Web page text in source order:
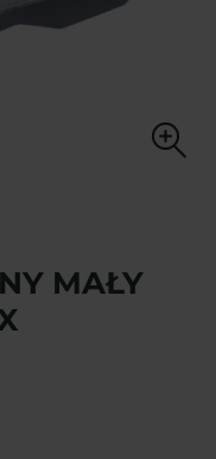
MAŁY